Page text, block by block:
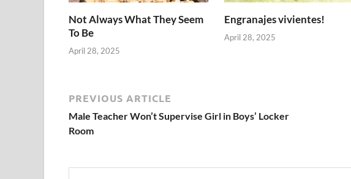
Not Always What They Seem
To Be
April 28, 2025
Engranajes vivientes!
April 28, 2025
PREVIOUS ARTICLE
Male Teacher Won’t Supervise Girl in Boys’ Locker
Room